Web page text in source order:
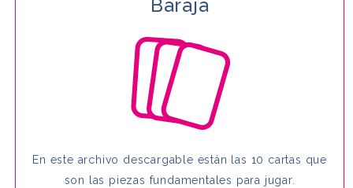
Baraja
En este archivo descargable están las 10 cartas que
son las piezas fundamentales para jugar.